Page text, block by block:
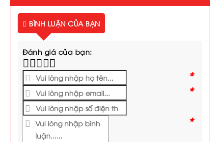
BÌNH LUẬN CỦA BẠN
Đánh giá của bạn:
*
*
*